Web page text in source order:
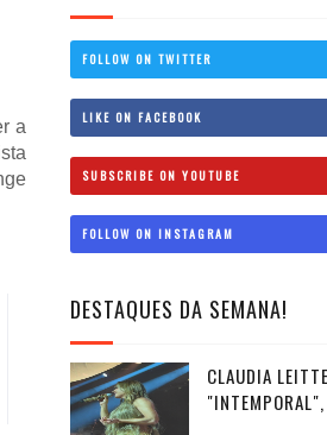
a
FOLLOW ON TWITTER
LIKE ON FACEBOOK
SUBSCRIBE ON YOUTUBE
FOLLOW ON INSTAGRAM
DESTAQUES DA SEMANA!
CLAUDIA